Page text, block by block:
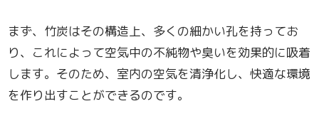
まず、竹炭はその構造上、多くの細かい孔を持ってお
り、これによって空気中の不純物や臭いを効果的に吸着
します。そのため、室内の空気を清浄化し、快適な環境
を作り出すことができるのです。